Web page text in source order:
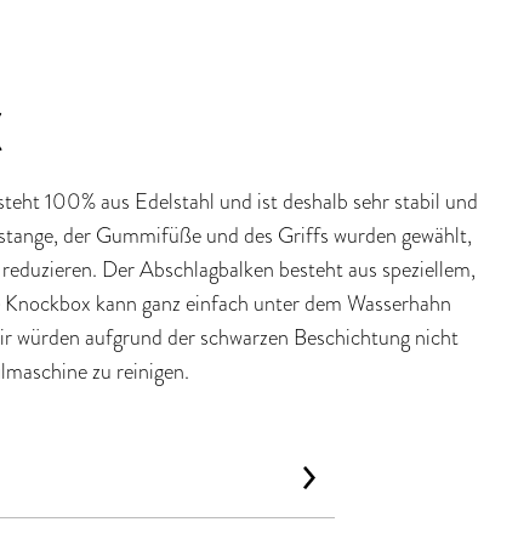
100% aus Edelstahl und ist deshalb sehr stabil und
der Gummifüße und des Griffs wurden gewählt,
Der Abschlagbalken besteht aus speziellem,
kann ganz einfach unter dem Wasserhahn
würden aufgrund der schwarzen Beschichtung nicht
zu reinigen.